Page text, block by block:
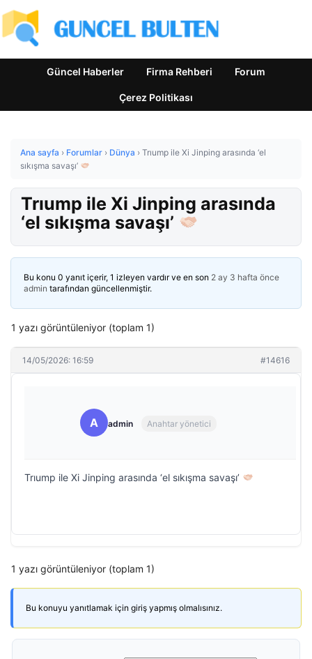
Güncel Haberler Firma Rehberi Forum
Çerez Politikası
Ana sayfa › Forumlar › Dünya › Trıump ile Xi Jinping arasında ‘el
sıkışma savaşı’
Trıump ile Xi Jinping arasında
‘el sıkışma savaşı’
Bu konu 0 yanıt içerir, 1 izleyen vardır ve en son 2 ay 3 hafta önce
admin tarafından güncellenmiştir.
1 yazı görüntüleniyor (toplam 1)
14/05/2026: 16:59 #14616
A admin Anahtar yönetici
Trıump ile Xi Jinping arasında ‘el sıkışma savaşı’
1 yazı görüntüleniyor (toplam 1)
Bu konuyu yanıtlamak için giriş yapmış olmalısınız.